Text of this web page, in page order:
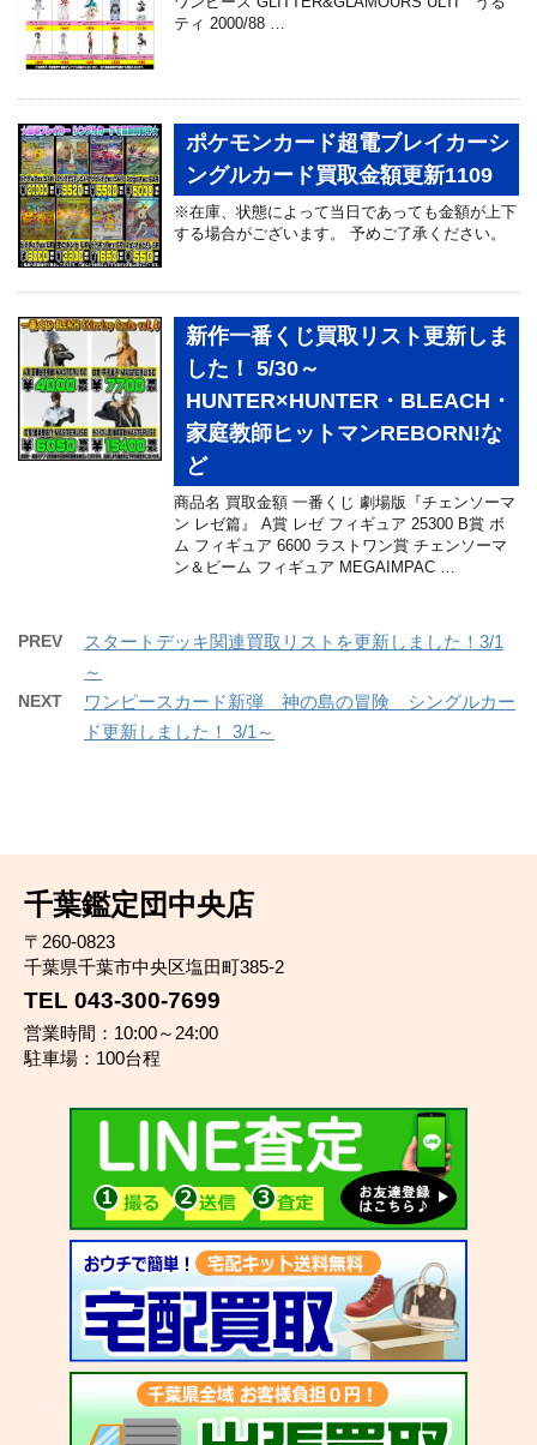
ティ 2000/88 …
ポケモンカード超電ブレイカーシ
ングルカード買取金額更新1109
※在庫、状態によって当日であっても金額が上下
する場合がございます。 予めご了承ください。
新作一番くじ買取リスト更新しま
した！ 5/30～
HUNTER×HUNTER・BLEACH・
家庭教師ヒットマンREBORN!な
ど
商品名 買取金額 一番くじ 劇場版『チェンソーマ
ン レゼ篇』 A賞 レゼ フィギュア 25300 B賞 ボ
ム フィギュア 6600 ラストワン賞 チェンソーマ
ン＆ビーム フィギュア MEGAIMPAC …
PREV
スタートデッキ関連買取リストを更新しました！3/1
～
NEXT
ワンピースカード新弾 神の島の冒険 シングルカー
ド更新しました！ 3/1～
千葉鑑定団中央店
〒260-0823
千葉県千葉市中央区塩田町385-2
TEL 043-300-7699
営業時間：10:00～24:00
駐車場：100台程